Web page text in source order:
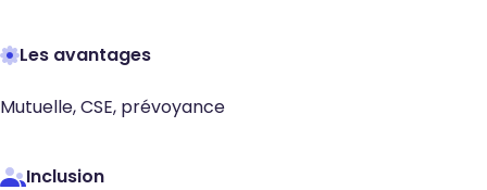
Les avantages
Mutuelle, CSE, prévoyance
Inclusion